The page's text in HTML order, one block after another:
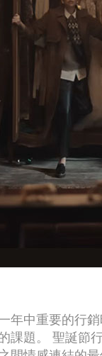
年中重要的行
課題。 聖誕節